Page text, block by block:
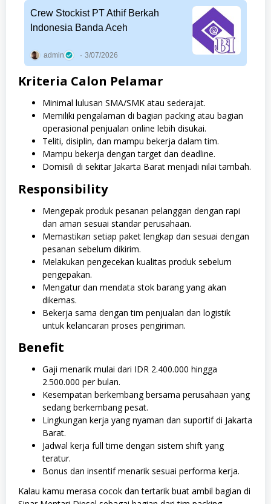
Crew Stockist PT Athif Berkah
Indonesia Banda Aceh
admin 3/07/2026
Kriteria Calon Pelamar
Minimal lulusan SMA/SMK atau sederajat.
Memiliki pengalaman di bagian packing atau bagian
operasional penjualan online lebih disukai.
Teliti, disiplin, dan mampu bekerja dalam tim.
Mampu bekerja dengan target dan deadline.
Domisili di sekitar Jakarta Barat menjadi nilai tambah.
Responsibility
Mengepak produk pesanan pelanggan dengan rapi
dan aman sesuai standar perusahaan.
Memastikan setiap paket lengkap dan sesuai dengan
pesanan sebelum dikirim.
Melakukan pengecekan kualitas produk sebelum
pengepakan.
Mengatur dan mendata stok barang yang akan
dikemas.
Bekerja sama dengan tim penjualan dan logistik
untuk kelancaran proses pengiriman.
Benefit
Gaji menarik mulai dari IDR 2.400.000 hingga
2.500.000 per bulan.
Kesempatan berkembang bersama perusahaan yang
sedang berkembang pesat.
Lingkungan kerja yang nyaman dan suportif di Jakarta
Barat.
Jadwal kerja full time dengan sistem shift yang
teratur.
Bonus dan insentif menarik sesuai performa kerja.
Kalau kamu merasa cocok dan tertarik buat ambil bagian di